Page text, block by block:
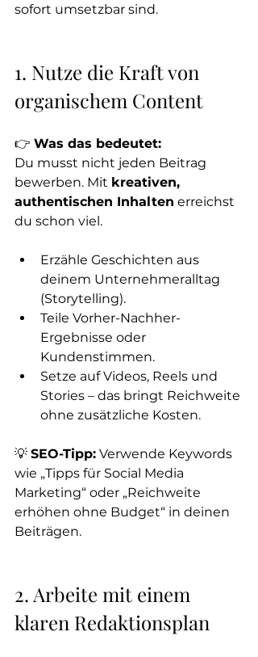
sofort umsetzbar sind.
1. Nutze die Kraft von
organischem Content
👉 Was das bedeutet:
Du musst nicht jeden Beitrag
bewerben. Mit kreativen,
authentischen Inhalten erreichst
du schon viel.
Erzähle Geschichten aus
deinem Unternehmeralltag
(Storytelling).
Teile Vorher-Nachher-
Ergebnisse oder
Kundenstimmen.
Setze auf Videos, Reels und
Stories – das bringt Reichweite
ohne zusätzliche Kosten.
💡 SEO-Tipp: Verwende Keywords
wie „Tipps für Social Media
Marketing“ oder „Reichweite
erhöhen ohne Budget“ in deinen
Beiträgen.
2. Arbeite mit einem
klaren Redaktionsplan